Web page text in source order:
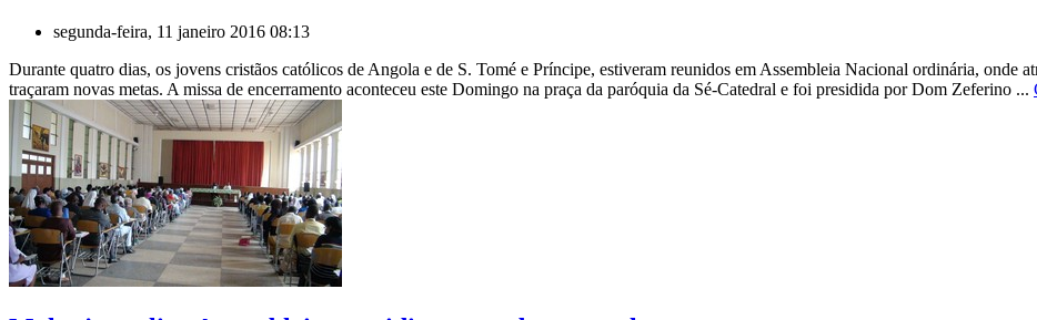
segunda-feira, 11 janeiro 2016 08:13
Durante quatro dias, os jovens cristãos católicos de Angola e de S. Tomé e Príncipe, estiveram reunidos em Assembleia Nacional ordinária, onde
traçaram novas metas. A missa de encerramento aconteceu este Domingo na praça da paróquia da Sé-Catedral e foi presidida por Dom Zeferino ...